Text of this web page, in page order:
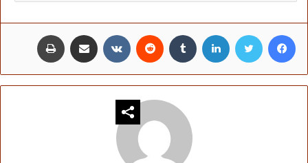
فيسبوك تويتر لينكدإن مشاركة عبر البريد